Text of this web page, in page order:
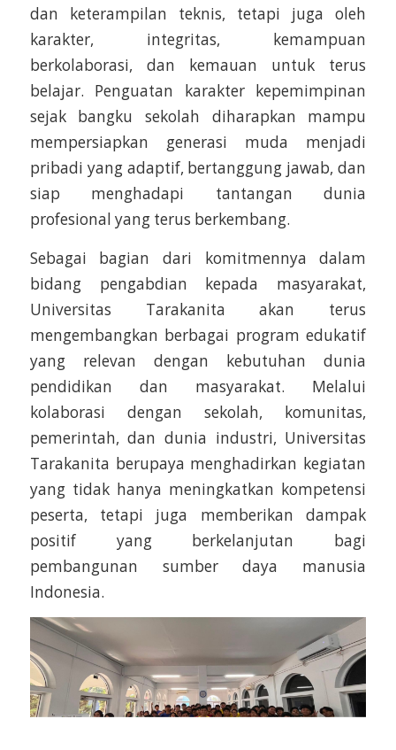
dan keterampilan teknis, tetapi juga oleh
karakter, integritas, kemampuan
berkolaborasi, dan kemauan untuk terus
belajar. Penguatan karakter kepemimpinan
sejak bangku sekolah diharapkan mampu
mempersiapkan generasi muda menjadi
pribadi yang adaptif, bertanggung jawab, dan
siap menghadapi tantangan dunia
profesional yang terus berkembang.
Sebagai bagian dari komitmennya dalam
bidang pengabdian kepada masyarakat,
Universitas Tarakanita akan terus
mengembangkan berbagai program edukatif
yang relevan dengan kebutuhan dunia
pendidikan dan masyarakat. Melalui
kolaborasi dengan sekolah, komunitas,
pemerintah, dan dunia industri, Universitas
Tarakanita berupaya menghadirkan kegiatan
yang tidak hanya meningkatkan kompetensi
peserta, tetapi juga memberikan dampak
positif yang berkelanjutan bagi
pembangunan sumber daya manusia
Indonesia.